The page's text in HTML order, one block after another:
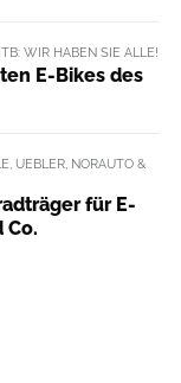
WIR HABEN SIE ALLE!
E-Bikes des
UEBLER, NORAUTO &
für E-
Co.